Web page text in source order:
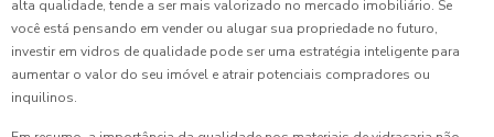
alta qualidade, tende a ser mais valorizado no mercado imobiliário. Se
você está pensando em vender ou alugar sua propriedade no futuro,
investir em vidros de qualidade pode ser uma estratégia inteligente para
aumentar o valor do seu imóvel e atrair potenciais compradores ou
inquilinos.